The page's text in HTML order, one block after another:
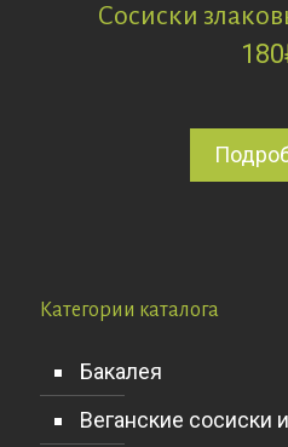
Сосиски
180
Категории каталога
Бакалея
Веганские сосиски